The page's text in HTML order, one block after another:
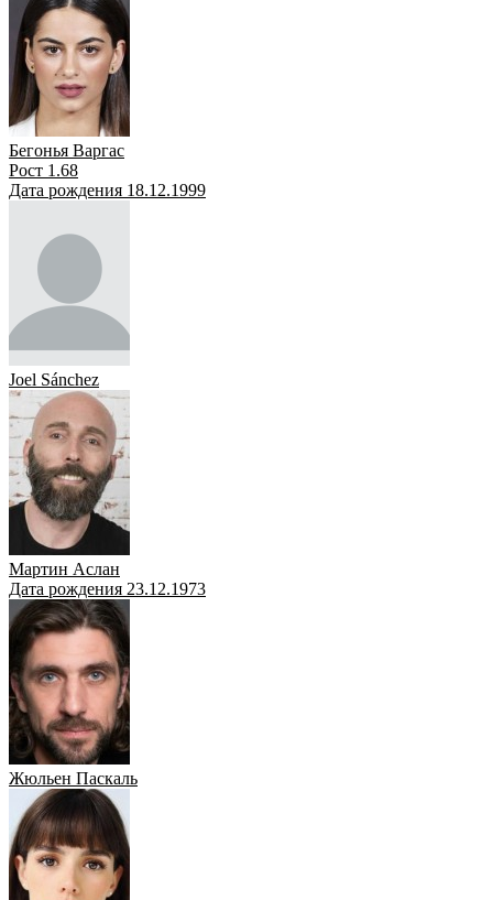
Бегонья Варгас
Рост 1.68
Дата рождения 18.12.1999
Joel Sánchez
Мартин Аслан
Дата рождения 23.12.1973
Жюльен Паскаль